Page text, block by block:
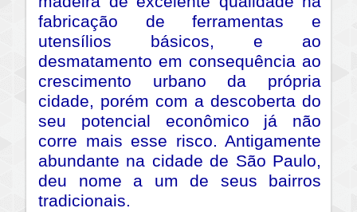
fabricação de ferramentas e
utensílios básicos, e ao
desmatamento em consequência ao
crescimento urbano da própria
cidade, porém com a descoberta do
seu potencial econômico já não
corre mais esse risco. Antigamente
abundante na cidade de São Paulo,
deu nome a um de seus bairros
tradicionais.